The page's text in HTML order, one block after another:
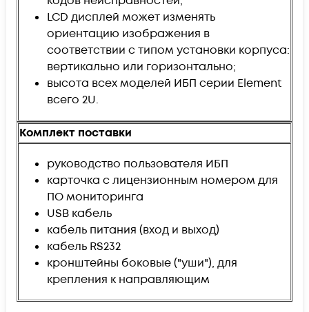
LCD дисплей может изменять
ориентацию изображения в
соответствии с типом установки корпуса:
вертикально или горизонтально;
высота всех моделей ИБП серии Element
всего 2U.
Комплект поставки
руководство пользователя ИБП
карточка с лицензионным номером для
ПО мониторинга
USB кабель
кабель питания (вход и выход)
кабель RS232
кронштейны боковые ("уши"), для
крепления к направляющим